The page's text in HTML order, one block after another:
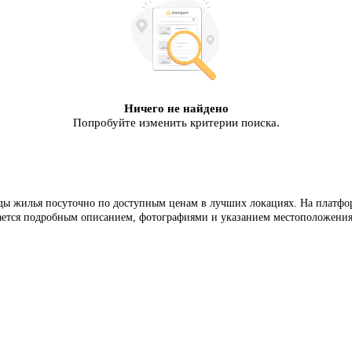
Ничего не найдено
Попробуйте изменить критерии поиска.
жилья посуточно по доступным ценам в лучших локациях. На
подробным описанием, фотографиями и указанием